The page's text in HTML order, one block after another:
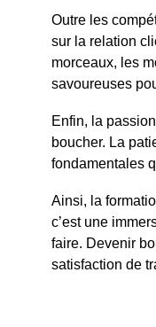
Outre les
sur la relation
morceaux, les
savoureuses
Enfin, la
boucher. La
fondamentales
Ainsi, la
c’est une
faire. Devenir
satisfaction de